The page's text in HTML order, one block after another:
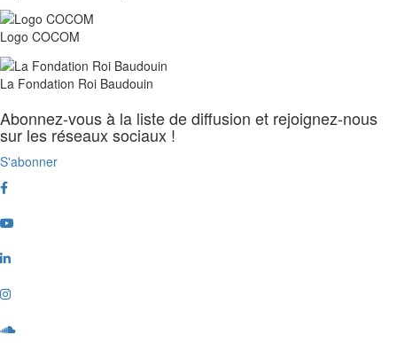
Logo COCOM
La Fondation Roi Baudouin
Abonnez-vous à la liste de diffusion et rejoignez-nous
sur les réseaux sociaux !
S'abonner